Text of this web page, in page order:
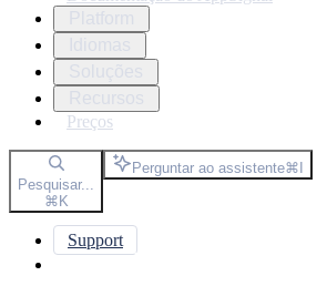
Preços
Pesquisar...
⌘K
Perguntar ao assistente⌘I
Support